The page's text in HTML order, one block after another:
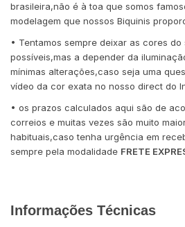
brasileira,não é à toa que somos
modelagem que nossos Biquinis
• Tentamos sempre deixar as cores do
possíveis,mas a depender da
mínimas alterações,caso seja uma
vídeo da cor exata no nosso direct do
• os prazos calculados aqui são de
correios e muitas vezes são muito
habituais,caso tenha urgência em
sempre pela modalidade FRETE
Informações Técnicas